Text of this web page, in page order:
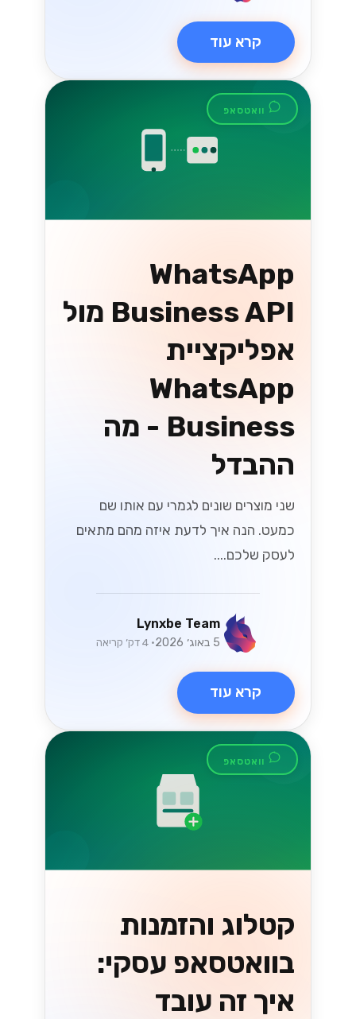
קרא עוד
וואטסאפ
WhatsApp
Business API מול
אפליקציית
WhatsApp
Business - מה
ההבדל
שני מוצרים שונים לגמרי עם אותו שם
כמעט. הנה איך לדעת איזה מהם מתאים
לעסק שלכם....
Lynxbe Team
5 באוג׳ 2026 • 4 דק׳ קריאה
קרא עוד
וואטסאפ
קטלוג והזמנות
בוואטסאפ עסקי:
איך זה עובד